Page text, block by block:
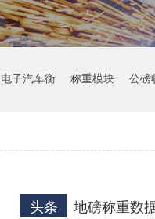
电子汽车衡 称重模块 公磅
地磅称重数
头条